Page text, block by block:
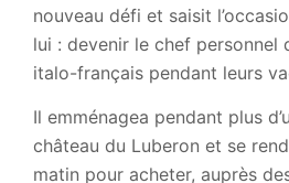
nouveau défi et saisit
lui : devenir le chef personnel
italo-français pendant leurs
Il emménagea pendant plus
château du Luberon et se
matin pour acheter, auprès